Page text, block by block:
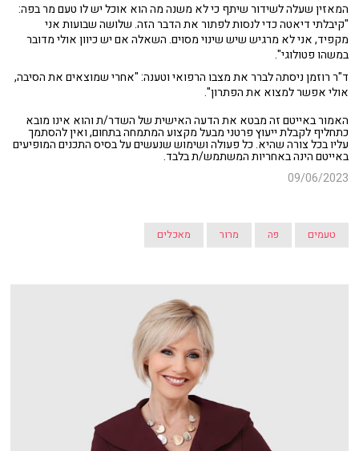
המאזין שעלה לשידור שיתף כי לא משנה מה הוא אוכל יש לו טעם מר בפה:
"קיבלתי דיאטה כדי לנסות לפתור את הדבר הזה. שלושה שבועות אני
מקפיד, אני לא מרגיש שיש שינוי מסוים. השאלה אם יש כיוון אולי מדובר
במשהו פטולוגי".
ד"ר רוזמן ניסתה לברר את מצבו הרפואי וטענה: "אחרי שמוצאים את הסיבה,
אולי אפשר למצוא את הפתרון".
האמור באייטם זה מבטא את הדעה האישית של השדר/ת והוא אינו מובא
כתחליף לקבלת ייעוץ פרטני מבעל מקצוע המתמחה בתחום, ואין להסתמך
עליו בכל צורה שהיא. כל פעולה ושימוש שנעשים על בסיס התכנים המופיעים
באייטם הינה באחריות המשתמש/ת בלבד.
09/06/2023
טעמים פה מרור מאכלים